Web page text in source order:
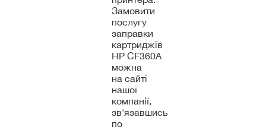
Замовити
послугу
заправки
картриджів
HP CF360A
можна
на сайті
нашої
компанії,
зв'язавшись
по